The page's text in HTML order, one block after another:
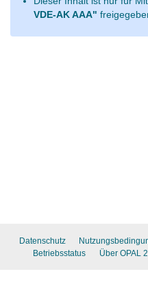
VDE-AK AAA"
Datenschutz
Betriebsstatus
Über OPAL